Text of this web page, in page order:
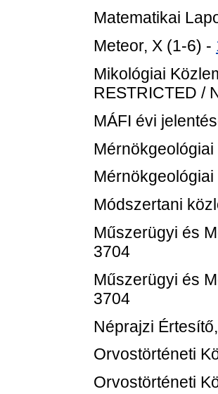
Matematikai
Meteor, X (1-6) -
Mikológiai
RESTRICTED /
MÁFI évi
Módszertani
Műszerügyi és
3704
Műszerügyi és
3704
Néprajzi
Orvostörténeti
Orvostörténeti